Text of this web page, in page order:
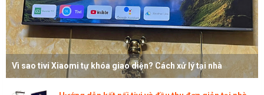
Vì sao tivi Xiaomi tự khóa giao diện? Cách xử lý tại nhà